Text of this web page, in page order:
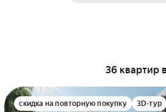
36 квартир
скидка на повторную покупку 3D-тур